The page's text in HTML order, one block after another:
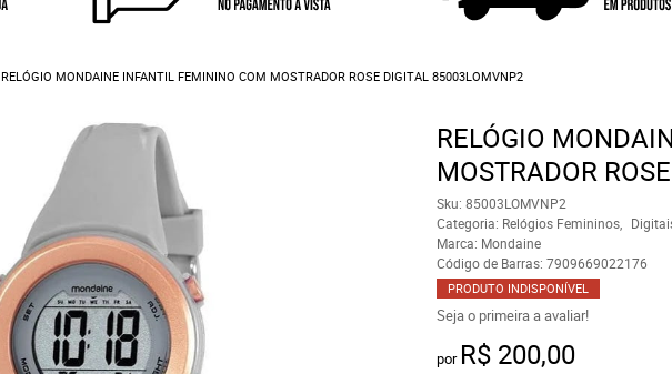
RELÓGIO MONDAINE INFANTIL FEMININO COM MOSTRADOR ROSE DIGITAL 85003LOMVNP2
RELÓGIO
MOSTRADOR
Sku: 85003LOMVNP2
Categoria: Relógios Femininos
Marca: Mondaine
Código de Barras: 7909669022176
PRODUTO INDISPONÍVEL
Seja o primeira a avaliar!
por R$ 200,00